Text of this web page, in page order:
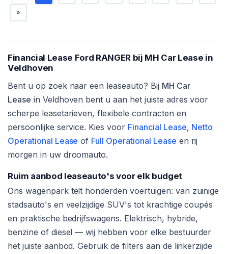
»
Financial Lease Ford RANGER bij MH Car Lease in
Veldhoven
Bent u op zoek naar een leaseauto? Bij MH Car
Lease in Veldhoven bent u aan het juiste adres voor
scherpe leasetarieven, flexibele contracten en
persoonlijke service. Kies voor Financial Lease, Netto
Operational Lease of Full Operational Lease en rij
morgen in uw droomauto.
Ruim aanbod leaseauto's voor elk budget
Ons wagenpark telt honderden voertuigen: van zuinige
stadsauto's en veelzijdige SUV's tot krachtige coupés
en praktische bedrijfswagens. Elektrisch, hybride,
benzine of diesel — wij hebben voor elke bestuurder
het juiste aanbod. Gebruik de filters aan de linkerzijde